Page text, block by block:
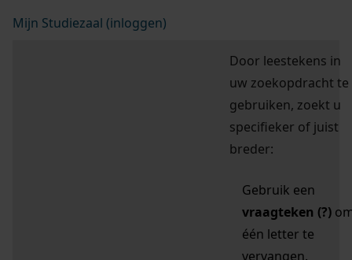
Mijn Studiezaal (inloggen)
Door leestekens in
uw zoekopdracht te
gebruiken, zoekt u
specifieker of juist
breder:
Gebruik een
vraagteken (?)
één letter te
vervangen.